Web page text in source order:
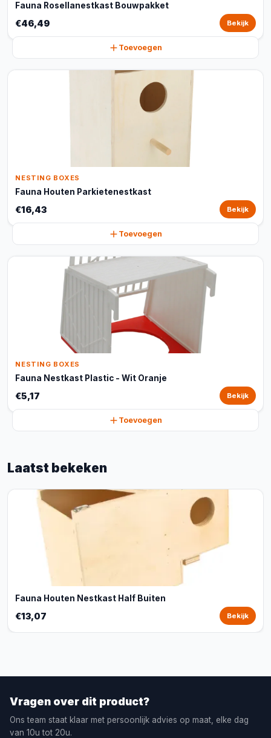
Fauna Rosellanestkast Bouwpakket
€46,49 Bekijk
Toevoegen
NESTING BOXES
Fauna Houten Parkietenestkast
€16,43 Bekijk
Toevoegen
NESTING BOXES
Fauna Nestkast Plastic - Wit Oranje
€5,17 Bekijk
Toevoegen
Laatst bekeken
Fauna Houten Nestkast Half Buiten
€13,07 Bekijk
Vragen over dit product?
Ons team staat klaar met persoonlijk advies op maat, elke dag
van 10u tot 20u.